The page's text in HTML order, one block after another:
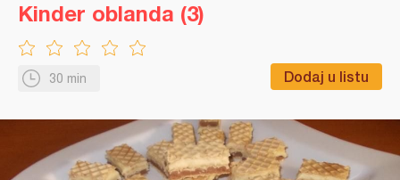
30 min Dodaj u listu
Kinder oblanda (3)